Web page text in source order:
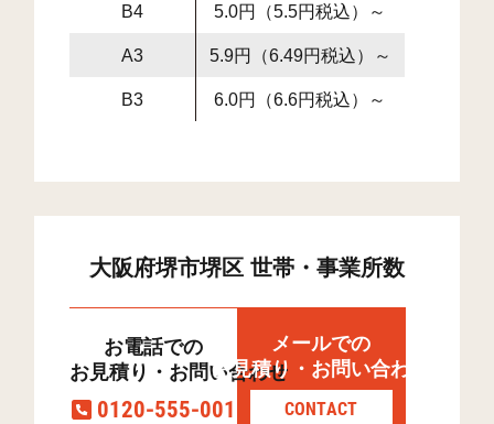
B4 5.0円（5.5円税込）～
A3 5.9円（6.49円税込）～
B3 6.0円（6.6円税込）～
大阪府堺市堺区 世帯・事業所数
お電話での
お見積り・お問い合わせ
0120-555-001
メールでの
お見積り・お問い合わせ
CONTACT